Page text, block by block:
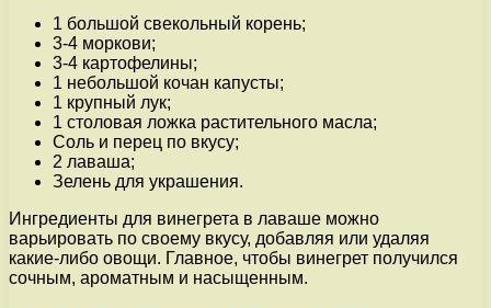
1 большой свекольный корень;
3-4 моркови;
3-4 картофелины;
1 небольшой кочан капусты;
1 крупный лук;
1 столовая ложка растительного масла;
Соль и перец по вкусу;
2 лаваша;
Зелень для украшения.
Ингредиенты для винегрета в лаваше можно
варьировать по своему вкусу, добавляя или удаляя
какие-либо овощи. Главное, чтобы винегрет получился
сочным, ароматным и насыщенным.